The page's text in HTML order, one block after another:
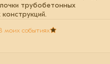
трубобетонных
моих событиях